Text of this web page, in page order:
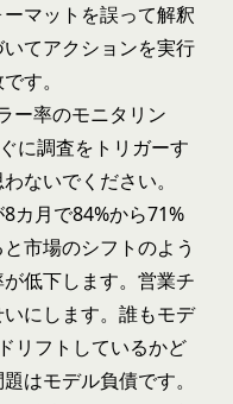
マットを誤って解釈
てアクションを実行
す。
ー率のモニタリン
に調査をトリガーす
ないでください。
カ月で84%から71%
市場のシフトのよう
低下します。営業チ
にします。誰もモデ
リフトしているかど
はモデル負債です。